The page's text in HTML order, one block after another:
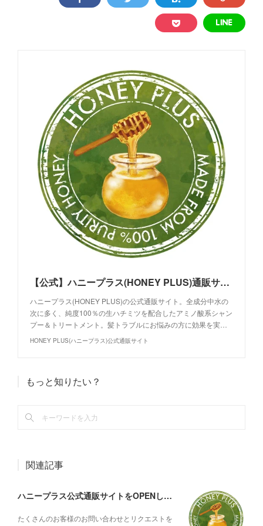
【公式】ハニープラス(HONEY PLUS)通販サイト｜生ハチミツヘアケア
ハニープラス(HONEY PLUS)の公式通販サイト。全成分中水の
次に多く、純度100％の生ハチミツを配合したアミノ酸系シャン
プー＆トリートメント。髪トラブルにお悩みの方に効果を実…
HONEY PLUS(ハニープラス)公式通販サイト
もっと知りたい？
関連記事
ハニープラス公式通販サイトをOPENしました
たくさんのお客様のお問い合わせとリクエストを